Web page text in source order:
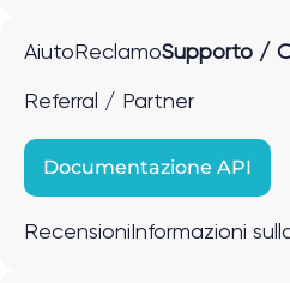
Aiuto ReclamoSupporto /
Referral / Partner
Documentazione API
Recensioni Informazioni